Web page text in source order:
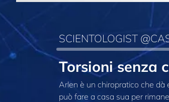
SCIENTOLOGIST
Torsioni senza
Arlen è un chiropratico che dà
può fare a casa sua per